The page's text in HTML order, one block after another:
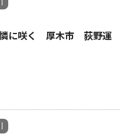
憐に咲く 厚木市 荻野運